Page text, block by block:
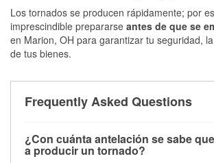
Los tornados se producen rápidamente; por
imprescindible prepararse antes de que se
en Marion, OH para garantizar tu seguridad,
de tus bienes.
Frequently Asked Questions
¿Con cuánta antelación se sabe
a producir un tornado?